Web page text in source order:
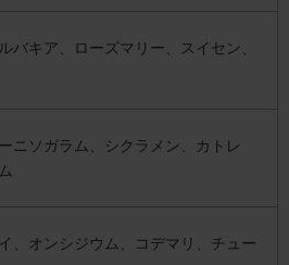
バキア、ローズマリー、スイセン、
ニソガラム、シクラメン、カトレ
、オンシジウム、コデマリ、チュー